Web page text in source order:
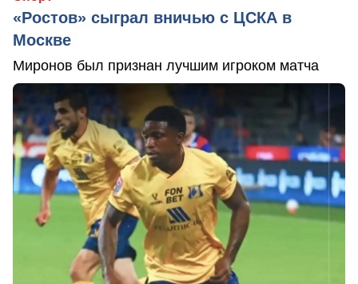
«Ростов» сыграл вничью с ЦСКА в
Москве
Миронов был признан лучшим игроком матча